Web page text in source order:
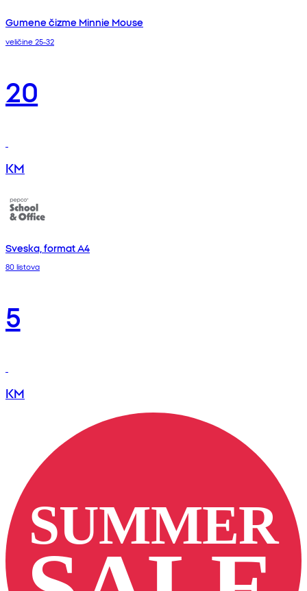
Gumene čizme Minnie Mouse
veličine 25-32
20
KM
Sveska, format A4
80 listova
5
KM